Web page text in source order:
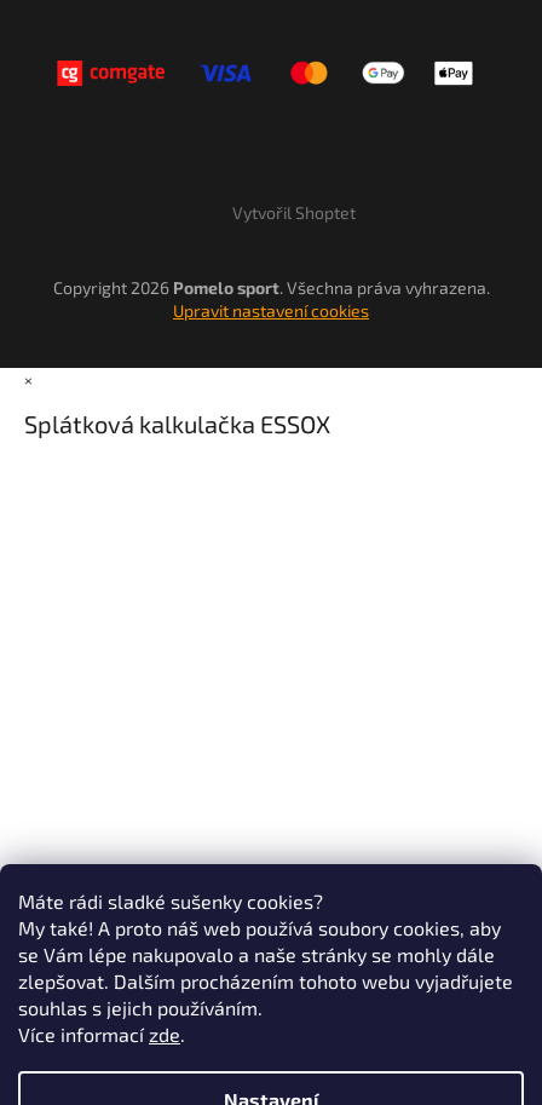
Máte rádi sladké sušenky cookies?
My také! A proto náš web používá soubory cookies, aby
se Vám lépe nakupovalo a naše stránky se mohly dále
zlepšovat. Dalším procházením tohoto webu vyjadřujete
souhlas s jejich používáním.
Více informacízde.
Nastavení
Vytvořil Shoptet
Copyright 2026 Pomelo sport. Všechna práva vyhrazena.
Upravit nastavení cookies
×
Splátková kalkulačka ESSOX